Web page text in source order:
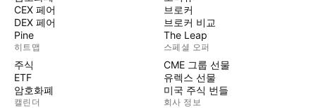
CEX 페어
DEX 페어
Pine
히트맵
주식
ETF
암호화폐
캘린더
브로커
브로커 비교
The Leap
스페셜 오퍼
CME 그룹 선물
유렉스 선물
미국 주식 번들
회사 정보